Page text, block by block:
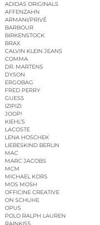
ADIDAS ORIGINALS
AFFENZAHN
ARMANI/PRIVÉ
BARBOUR
BIRKENSTOCK
BRAX
CALVIN KLEIN JEANS
COMMA
DR. MARTENS
DYSON
ERGOBAG
FRED PERRY
GUESS
IZIPIZI
JOOP!
KIEHL’S
LACOSTE
LENA HOSCHEK
LIEBESKIND BERLIN
MAC
MARC JACOBS
MCM
MICHAEL KORS
MOS MOSH
OFFICINE CREATIVE
ON SCHUHE
OPUS
POLO RALPH LAUREN